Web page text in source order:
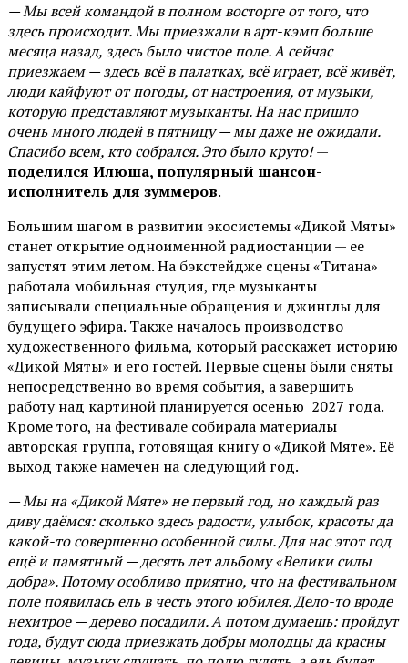
— Мы всей командой в полном восторге от того, что
здесь происходит. Мы приезжали в арт-кэмп больше
месяца назад, здесь было чистое поле. А сейчас
приезжаем — здесь всё в палатках, всё играет, всё живёт,
люди кайфуют от погоды, от настроения, от музыки,
которую представляют музыканты. На нас пришло
очень много людей в пятницу — мы даже не ожидали.
Спасибо всем, кто собрался. Это было круто!—
поделился Илюша, популярный шансон-
исполнитель для зуммеров.
Большим шагом в развитии экосистемы «Дикой Мяты»
станет открытие одноименной радиостанции — ее
запустят этим летом. На бэкстейдже сцены «Титана»
работала мобильная студия, где музыканты
записывали специальные обращения и джинглы для
будущего эфира. Также началось производство
художественного фильма, который расскажет историю
«Дикой Мяты» и его гостей. Первые сцены были сняты
непосредственно во время события, а завершить
работу над картиной планируется осенью 2027 года.
Кроме того, на фестивале собирала материалы
авторская группа, готовящая книгу о «Дикой Мяте». Её
выход также намечен на следующий год.
— Мы на «Дикой Мяте» не первый год, но каждый раз
диву даёмся: сколько здесь радости, улыбок, красоты да
какой-то совершенно особенной силы. Для нас этот год
ещё и памятный — десять лет альбому «Велики силы
добра». Потому особливо приятно, что на фестивальном
поле появилась ель в честь этого юбилея. Дело-то вроде
нехитрое — дерево посадили. А потом думаешь: пройдут
года, будут сюда приезжать добры молодцы да красны